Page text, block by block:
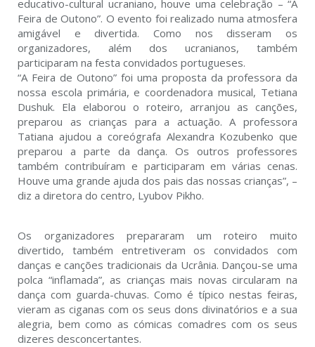
educativo-cultural ucraniano, houve uma celebração – “A
Feira de Outono”. O evento foi realizado numa atmosfera
amigável e divertida. Como nos disseram os
organizadores, além dos ucranianos, também
participaram na festa convidados portugueses.
“A Feira de Outono” foi uma proposta da professora da
nossa escola primária, e coordenadora musical, Tetiana
Dushuk. Ela elaborou o roteiro, arranjou as canções,
preparou as crianças para a actuação. A professora
Tatiana ajudou a coreógrafa Alexandra Kozubenko que
preparou a parte da dança. Os outros professores
também contribuíram e participaram em várias cenas.
Houve uma grande ajuda dos pais das nossas crianças”, –
diz a diretora do centro, Lyubov Pikho.
Os organizadores prepararam um roteiro muito
divertido, também entretiveram os convidados com
danças e canções tradicionais da Ucrânia. Dançou-se uma
polca “inflamada”, as crianças mais novas circularam na
dança com guarda-chuvas. Como é típico nestas feiras,
vieram as ciganas com os seus dons divinatórios e a sua
alegria, bem como as cómicas comadres com os seus
dizeres desconcertantes.